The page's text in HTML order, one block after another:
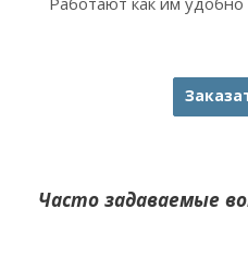
Часто задаваемые